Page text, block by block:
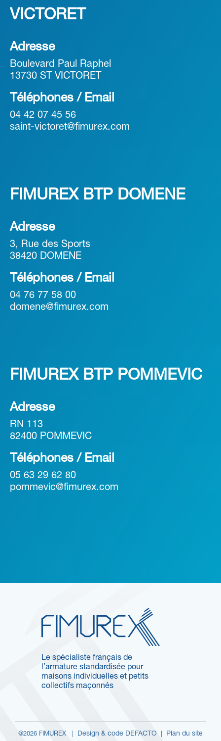
VICTORET
Adresse
Boulevard Paul Raphel
13730 ST VICTORET
Téléphones / Email
04 42 07 45 56
saint-victoret@fimurex.com
FIMUREX BTP DOMENE
Adresse
3, Rue des Sports
38420 DOMENE
Téléphones / Email
04 76 77 58 00
domene@fimurex.com
FIMUREX BTP POMMEVIC
Adresse
RN 113
82400 POMMEVIC
Téléphones / Email
05 63 29 62 80
pommevic@fimurex.com
Le spécialiste français de
l’armature standardisée pour
maisons individuelles et petits
collectifs maçonnés
@2026 FIMUREX | Design & code DEFACTO Plan du site